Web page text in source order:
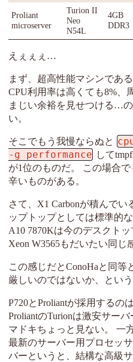
Proliant
microserver
Turion II
Neo
N54L
4GB
DDR3
えぇぇぇ…
まず、超高性能マシンであ
CPU利用率は高くても8%、
まじい余裕を見せつける…
い。
そこでもう我慢ならぬと
-g performance して
が1位のものだ。 この場合で
辛いものがある。
さて、X1 Carbonが積んでい
ップトップとしては標準的
A10 7870Kは今のデスクトッ
Xeon W3565もだいたい同じ
この感じだとConoHaと同等
厳しいのではないか、という
P720とProliantが採用するの
ProliantのTurionは激安サー
マドキちょっと見ない。 一
最新のサーバー用プロセッ
バーというと、結構な高級